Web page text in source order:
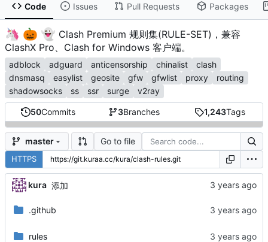
Code Issues Pull Requests Packages
🦄 🎃 👻 Clash Premium 规则集(RULE-SET)，兼容
ClashX Pro、Clash for Windows 客户端。
adblock adguard anticensorship chinalist
clash
dnsmasq
easylist geosite gfw gfwlist proxy
routing
shadowsocks
ss ssr surge v2ray
50Commits 3Branches 1,243Tags
master Go to file
HTTPS
kura 添加
.github
rules